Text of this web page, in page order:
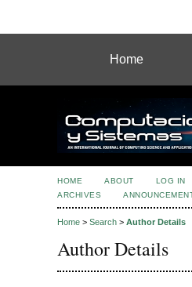
Home
HOME ABOUT LOG IN
ARCHIVES
Home > Search > Author Details
Author Details